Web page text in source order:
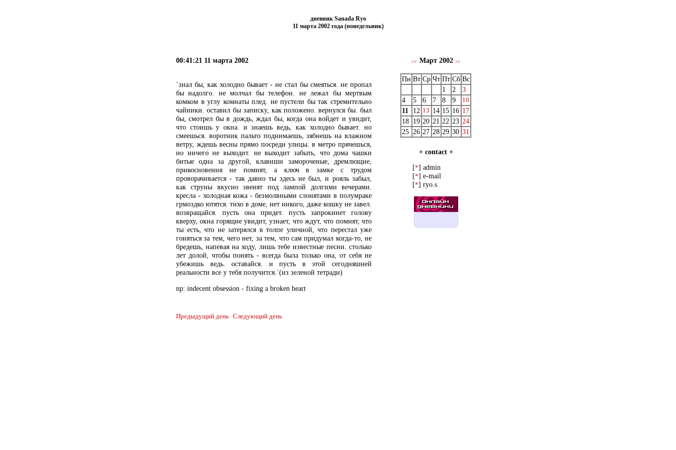
дневник Sanada Ryo
11 марта 2002 года (понедельник)
00:41:21 11 марта 2002
`знал бы, как холодно бывает - не стал бы смеяться. не пропал
бы надолго. не молчал бы телефон. не лежал бы мертвым
комком в углу комнаты плед. не пустели бы так стремительно
чайники. оставил бы записку, как положено. вернулся бы. был
бы, смотрел бы в дождь, ждал бы, когда она войдет и увидит,
что стоишь у окна. и знаешь ведь, как холодно бывает. но
смеешься. воротник пальто поднимаешь, зябнешь на влажном
ветру, ждешь весны прямо посреди улицы. в метро прячешься,
но ничего не выходит. не выходит забыть, что дома чашки
битые одна за другой, клавиши замороченые, дремлющие,
прикосновения не помнят, а ключ в замке с трудом
проворачивается - так давно ты здесь не был, и рояль забыл,
как струны вкусно звенят под лампой долгими вечерами.
кресла - холодная кожа - безмолвными слонятами в полумраке
грмоздко ютятся. тихо в доме, нет никого, даже кошку не завел.
возвращайся. пусть она придет. пусть запрокинет голову
кверху, окна горящие увидит, узнает, что ждут, что помнят, что
ты есть, что не затерялся в толпе уличной, что перестал уже
гоняться за тем, чего нет, за тем, что сам придумал когда-то, не
бредешь, напевая на ходу, лишь тебе известные песни. столько
лет долой, чтобы понять - всегда была только она, от себя не
убежишь ведь. оставайся. и пусть в этой сегодняшней
реальности все у тебя получится.`(из зеленой тетради)
np: indecent obsession - fixing a broken heart
<< Март 2002 >>
Пн Вт Ср Чт Пт Сб Вс
1
2
3
4
5 6 7 8 9 10
11 12 13 14 15 16 17
18 19 20 21 22 23 24
25 26 27 28 29 30 31
+ contact +
[*] admin
[*] e-mail
[*] ryo.s
Предыдущий день Следующий день